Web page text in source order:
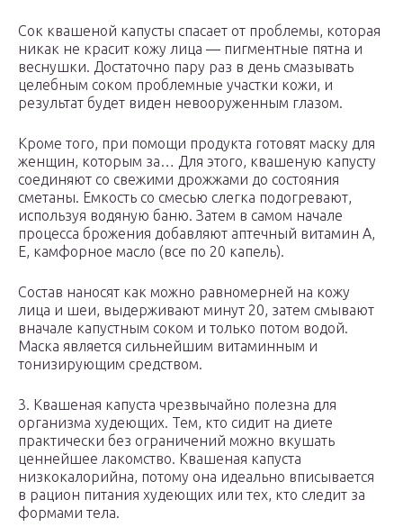
Сок квашеной капусты спасает от проблемы, которая
никак не красит кожу лица — пигментные пятна и
веснушки. Достаточно пару раз в день смазывать
целебным соком проблемные участки кожи, и
результат будет виден невооруженным глазом.
Кроме того, при помощи продукта готовят маску для
женщин, которым за… Для этого, квашеную капусту
соединяют со свежими дрожжами до состояния
сметаны. Емкость со смесью слегка подогревают,
используя водяную баню. Затем в самом начале
процесса брожения добавляют аптечный витамин А,
Е, камфорное масло (все по 20 капель).
Состав наносят как можно равномерней на кожу
лица и шеи, выдерживают минут 20, затем смывают
вначале капустным соком и только потом водой.
Маска является сильнейшим витаминным и
тонизирующим средством.
3. Квашеная капуста чрезвычайно полезна для
организма худеющих. Тем, кто сидит на диете
практически без ограничений можно вкушать
ценнейшее лакомство. Квашеная капуста
низкокалорийна, потому она идеально вписывается
в рацион питания худеющих или тех, кто следит за
формами тела.